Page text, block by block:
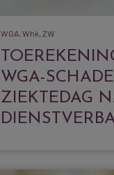
WGA, Whk, ZW
WGA-
ZIEKTEDAG